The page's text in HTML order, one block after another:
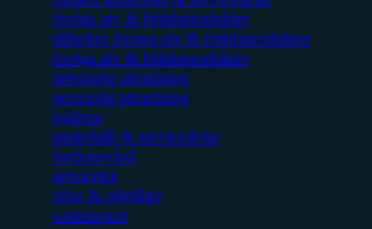
övriga atv & fritidsprodukter
tillbehör övriga atv & fritidsprodukter
övriga atv & fritidsprodukter
personlig utrustning
personlig utrustning
hjälmar
underhåll & servicedelar
fordonsvård
servicekit
oljor & oljefilter
vattensport